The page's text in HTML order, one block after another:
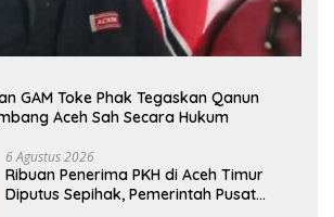
GAM Toke Phak Tegaskan Qanun
Aceh Sah Secara Hukum
6 Agustus 2026
Ribuan Penerima PKH di Aceh Timur
Diputus Sepihak, Pemerintah Pusat